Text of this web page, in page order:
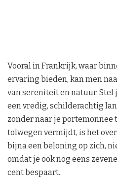
Vooral in Frankrijk, waar
ervaring bieden, kan men
van sereniteit en natuur.
een vredig, schilderachtig
zonder naar je portemonnee
tolwegen vermijdt, is het
bijna een beloning op zich,
omdat je ook nog eens
cent bespaart.